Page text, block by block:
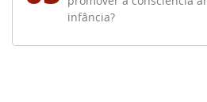
infância?